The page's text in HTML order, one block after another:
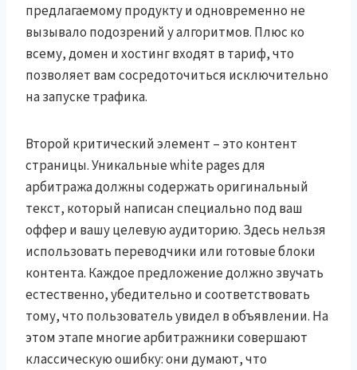
предлагаемому продукту и одновременно не
вызывало подозрений у алгоритмов. Плюс ко
всему, домен и хостинг входят в тариф, что
позволяет вам сосредоточиться исключительно
на запуске трафика.
Второй критический элемент – это контент
страницы. Уникальные white pages для
арбитража должны содержать оригинальный
текст, который написан специально под ваш
оффер и вашу целевую аудиторию. Здесь нельзя
использовать переводчики или готовые блоки
контента. Каждое предложение должно звучать
естественно, убедительно и соответствовать
тому, что пользователь увидел в объявлении. На
этом этапе многие арбитражники совершают
классическую ошибку: они думают, что